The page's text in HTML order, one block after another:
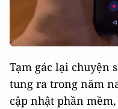
Tạm gác lại chuyện
tung ra trong năm
cập nhật phần